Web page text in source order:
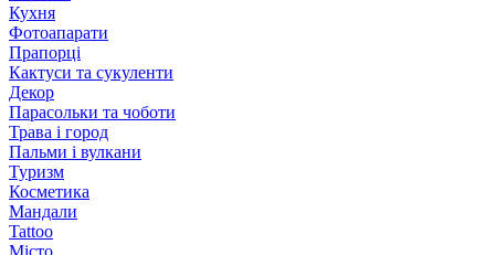
Кухня
Фотоапарати
Прапорці
Кактуси та сукуленти
Декор
Парасольки та чоботи
Трава і город
Пальми і вулкани
Туризм
Косметика
Мандали
Tattoo